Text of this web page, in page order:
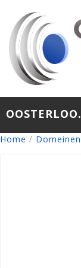
Home / Domeinen